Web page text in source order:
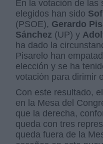
En la votación de las
elegidos han sido
(PSOE), Gerardo
Sánchez (UP) y
ha dado la
Pisarelo han
elección y se ha
votación para dirimir
Con este resultado,
en la Mesa del
que la derecha,
queda con tres
queda fuera de la